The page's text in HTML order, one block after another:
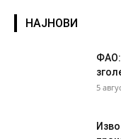
НАЈНОВИ
ФАО:
5